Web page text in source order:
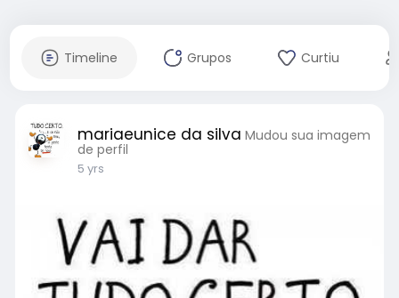
Timeline Grupos Curtiu
mariaeunice da silva Mudou sua imagem
de perfil
5 yrs